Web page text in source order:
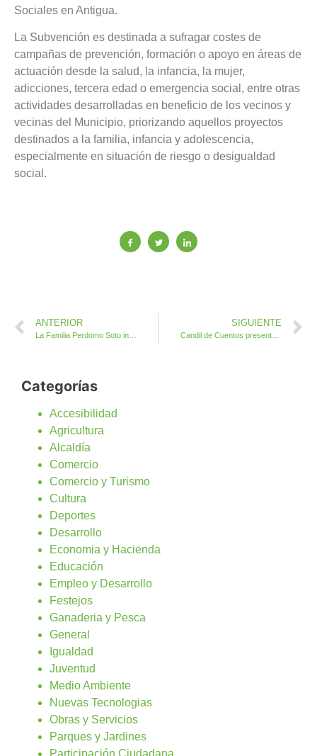
Sociales en Antigua.
La Subvención es destinada a sufragar costes de
campañas de prevención, formación o apoyo en áreas de
actuación desde la salud, la infancia, la mujer,
adicciones, tercera edad o emergencia social, entre otras
actividades desarrolladas en beneficio de los vecinos y
vecinas del Municipio, priorizando aquellos proyectos
destinados a la familia, infancia y adolescencia,
especialmente en situación de riesgo o desigualdad
social.
ANTERIOR SIGUIENTE
Candil de Cuentos presenta el taller de creación poética Lo que la leyenda canaria me enseñó
Categorías
Accesibilidad
Agricultura
Alcaldía
Comercio
Comercio y Turismo
Cultura
Deportes
Desarrollo
Economia y Hacienda
Educación
Empleo y Desarrollo
Festejos
Ganaderia y Pesca
General
Igualdad
Juventud
Medio Ambiente
Nuevas Tecnologias
Obras y Servicios
Parques y Jardines